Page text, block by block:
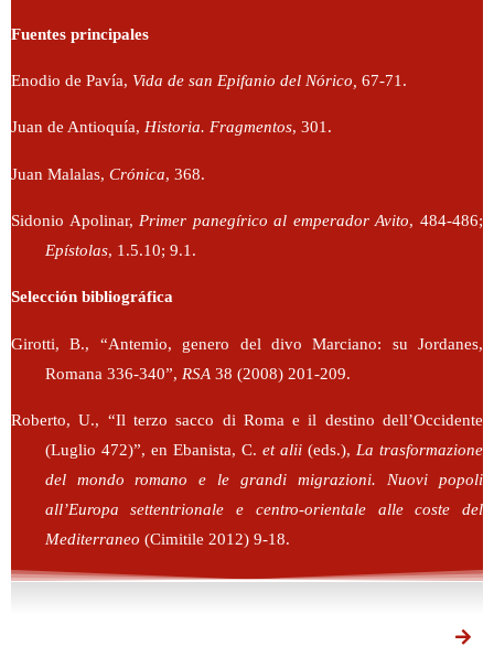
Fuentes principales
Enodio de Pavía, Vida de san Epifanio del Nórico, 67-71.
Juan de Antioquía, Historia. Fragmentos, 301.
Juan Malalas, Crónica, 368.
Sidonio Apolinar, Primer panegírico al emperador Avito, 484-486;
Epístolas, 1.5.10; 9.1.
Selección bibliográfica
Girotti, B., “Antemio, genero del divo Marciano: su Jordanes,
Romana 336-340”, RSA 38 (2008) 201-209.
Roberto, U., “Il terzo sacco di Roma e il destino dell’Occidente
(Luglio 472)”, en Ebanista, C. et alii(eds.), La trasformazione
del mondo romano e le grandi migrazioni. Nuovi popoli
all’Europa settentrionale e centro-orientale alle coste del
Mediterraneo (Cimitile 2012) 9-18.